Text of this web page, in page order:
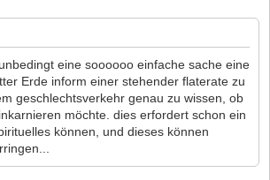
eine soooooo einfache sache eine
Erde inform einer stehender flaterate zu
geschlechtsverkehr genau zu wissen, ob
möchte. dies erfordert schon ein
können, und dieses können